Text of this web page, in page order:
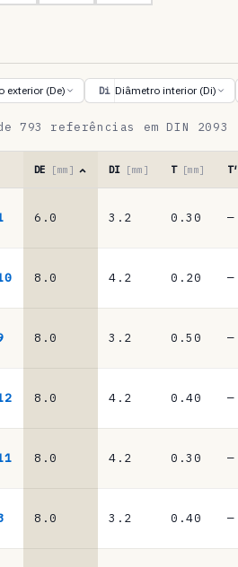
exterior (De) Di Diâmetro interior (Di)
793 referências em DIN 2093
DE [mm] DI [mm] T [mm] T′
6.0 3.2 0.30 —
8.0 4.2 0.20 —
8.0 3.2 0.50 —
8.0 4.2 0.40 —
8.0 4.2 0.30 —
8.0 3.2 0.40 —